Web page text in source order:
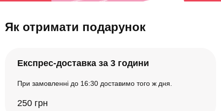
Як отримати подарунок
Експрес-доставка за 3 години
При замовленні до 16:30 доставимо того ж дня.
250 грн